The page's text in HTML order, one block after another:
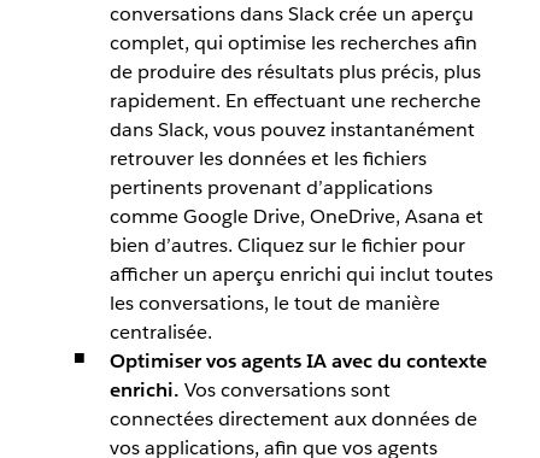
conversations dans Slack crée un aperçu
complet, qui optimise les recherches afin
de produire des résultats plus précis, plus
rapidement. En effectuant une recherche
dans Slack, vous pouvez instantanément
retrouver les données et les fichiers
pertinents provenant d’applications
comme Google Drive, OneDrive, Asana et
bien d’autres. Cliquez sur le fichier pour
afficher un aperçu enrichi qui inclut toutes
les conversations, le tout de manière
centralisée.
Optimiser vos agents IA avec du contexte
enrichi. Vos conversations sont
connectées directement aux données de
vos applications, afin que vos agents